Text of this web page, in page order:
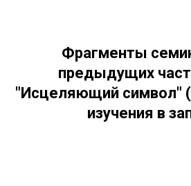
Фрагменты
предыдущих
"Исцеляющий символ"
изучения в